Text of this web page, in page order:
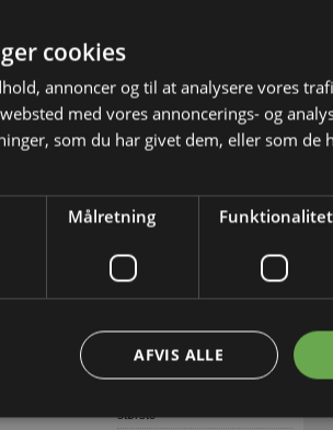
Skærpet kontrol af
konkurrence
Tom Erhvervspulje skader grøn
omstilling
MEST LÆSTE
emballage
Træn skolevejen med dit barn
mængder
Træn skolevejen med dit barn og
skab tryggere trafik ved skolen
største
cookies
annoncer og til at analysere vores
med vores annoncerings- og
som du har givet dem, eller som de
Målretning Funktionalitet
AFVIS ALLE